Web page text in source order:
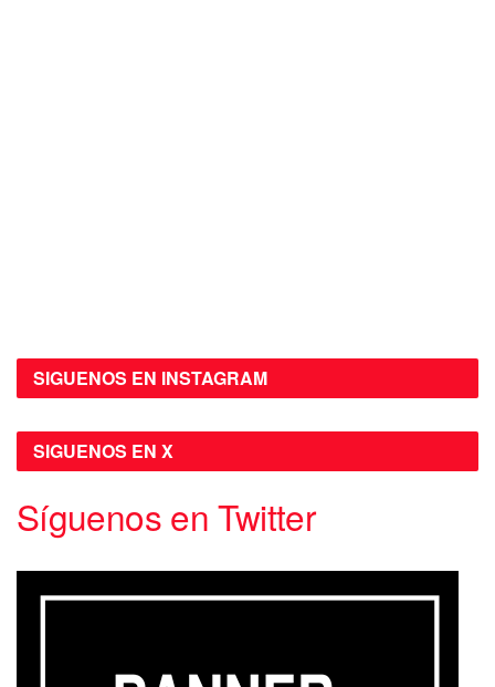
SIGUENOS EN INSTAGRAM
SIGUENOS EN X
Síguenos en Twitter